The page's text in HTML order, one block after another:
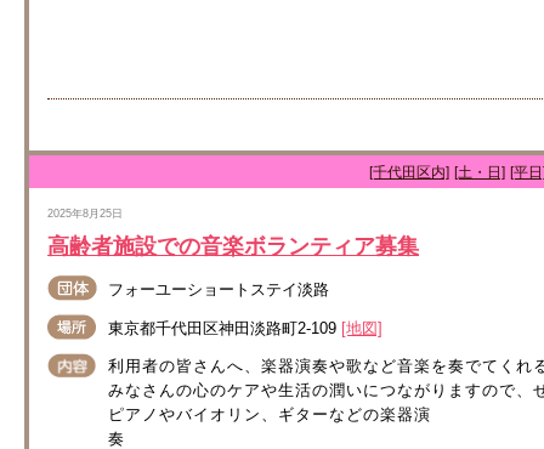
[千代田区内] [土・日] [平
2025年8月25日
高齢者施設での音楽ボランティア募集
フォーユーショートステイ淡路
東京都千代田区神田淡路町2-109 [地図]
利用者の皆さんへ、楽器演奏や歌など音楽を奏でてく
みなさんの心のケアや生活の潤いにつながりますので
ピアノやバイオリン、ギターなどの楽器演
奏